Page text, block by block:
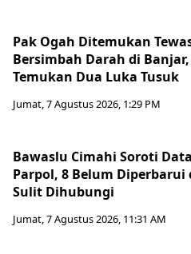
Pak Ogah Ditemukan
Bersimbah Darah di
Temukan Dua Luka Tusuk
Jumat, 7 Agustus 2026, 1:29 PM
Bawaslu Cimahi Soroti
Parpol, 8 Belum Diperbarui
Sulit Dihubungi
Jumat, 7 Agustus 2026, 11:31 AM